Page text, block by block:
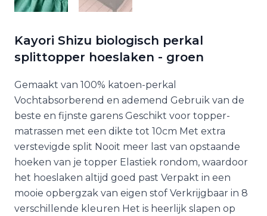
Kayori Shizu biologisch perkal
splittopper hoeslaken - groen
Gemaakt van 100% katoen-perkal
Vochtabsorberend en ademend Gebruik van de
beste en fijnste garens Geschikt voor topper-
matrassen met een dikte tot 10cm Met extra
verstevigde split Nooit meer last van opstaande
hoeken van je topper Elastiek rondom, waardoor
het hoeslaken altijd goed past Verpakt in een
mooie opbergzak van eigen stof Verkrijgbaar in 8
verschillende kleuren Het is heerlijk slapen op